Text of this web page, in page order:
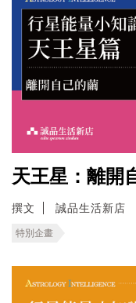
天王星：離開
撰文 誠品生活新店
特別企畫